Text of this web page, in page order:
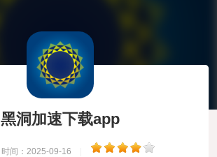
黑洞加速下载app
时间：2025-09-16